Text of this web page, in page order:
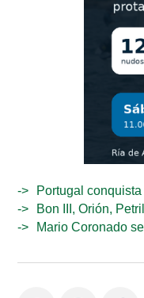
Portugal
Bon III, Orión,
Mario Coronado